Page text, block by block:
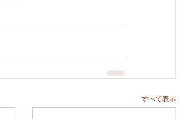
すべて表示